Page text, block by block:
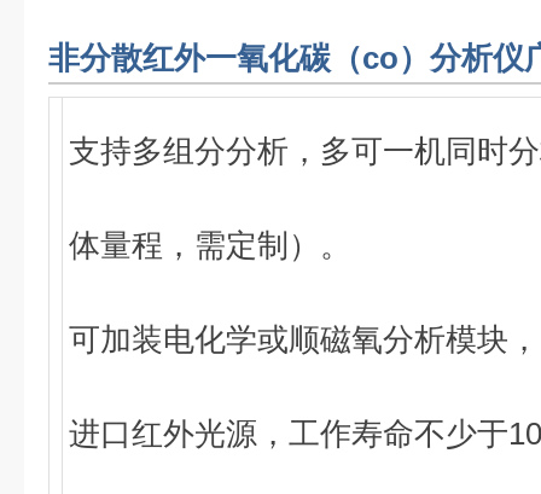
非分散红外一氧化碳（co）分析仪
支持多组分分析，多可一机同时
体量程，需定制）。
可加装电化学或顺磁氧分析模块
进口红外光源，工作寿命不少于